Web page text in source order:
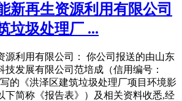
新再生资源利用有限公司
垃圾处理厂 ...
源利用有限公司： 你公司报送的由山东
技发展有限公司范培成（信用编号：
的《洪泽区建筑垃圾处理厂项目环境影
下简称《报告表》）及相关资料收悉,经